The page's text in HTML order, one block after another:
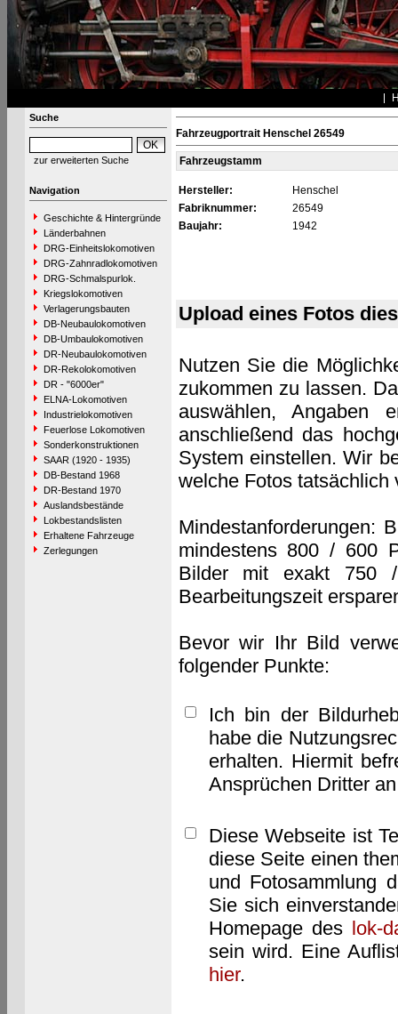
Suche
zur erweiterten Suche
Navigation
Geschichte & Hintergründe
Länderbahnen
DRG-Einheitslokomotiven
DRG-Zahnradlokomotiven
DRG-Schmalspurlok.
Kriegslokomotiven
Verlagerungsbauten
DB-Neubaulokomotiven
DB-Umbaulokomotiven
DR-Neubaulokomotiven
DR-Rekolokomotiven
DR - "6000er"
ELNA-Lokomotiven
Industrielokomotiven
Feuerlose Lokomotiven
Sonderkonstruktionen
SAAR (1920 - 1935)
DB-Bestand 1968
DR-Bestand 1970
Auslandsbestände
Lokbestandslisten
Erhaltene Fahrzeuge
Zerlegungen
Fahrzeugportrait Henschel 26549
Fahrzeugstamm
Hersteller:
Henschel
Fabriknummer:
26549
Baujahr:
1942
Upload eines Fotos
Nutzen Sie die
zukommen zu lassen.
auswählen, Angaben
anschließend das
System einstellen. Wir
welche Fotos tatsächlich
Mindestanforderungen:
mindestens 800 / 600
Bilder mit exakt 750
Bearbeitungszeit
Bevor wir Ihr Bild
folgender Punkte:
Ich bin der
habe die
erhalten. Hiermit
Ansprüchen Dritter
Diese Webseite ist
diese Seite einen
und Fotosammlung
Sie sich
Homepage des lok-
sein wird. Eine
hier.